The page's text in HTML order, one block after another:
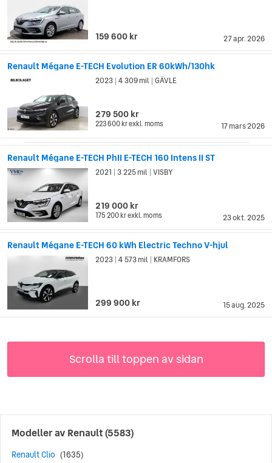
27 apr. 2026
159 600 kr
Renault Mégane E-TECH Evolution ER 60kWh/130hk
17 mars 2026
2023 4 309 mil GÄVLE
279 500 kr
223 600 krexkl. moms
Renault Mégane E-TECH PhII E-TECH 160 Intens II ST
23 okt. 2025
2021 3 225 mil VISBY
219 000 kr
175 200 krexkl. moms
Renault Mégane E-TECH 60 kWh Electric Techno V-hjul
15 aug. 2025
2023 4 573 mil KRAMFORS
299 900 kr
Scrolla till toppen av sidan
Modeller av Renault(5583)
Renault Clio (1635)